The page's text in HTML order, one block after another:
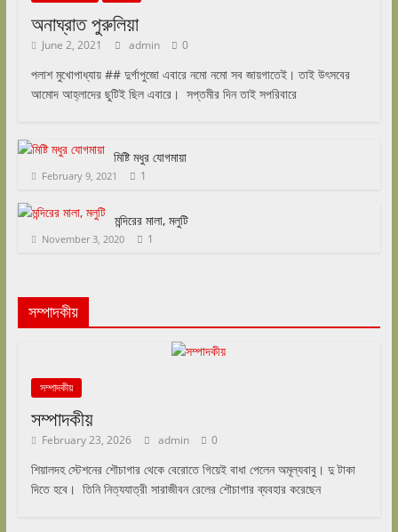
অনাঘ্রাত পুরুলিয়া
June 2, 2021 admin 0
পলাশ মুখোপাধ্যায় ## দুর্গাপুজো এবারে নমো নমো সব জায়গাতেই। তাই উৎসবের
আমোদ আহ্লাদের ছুটিই ছিল এবারে। সপ্তমীর দিন তাই সপরিবারে
মিষ্টি মধুর যোগমায়া
February 9, 2021 1
মন্দিরের মালা, মলুটি
November 3, 2020 1
সম্পাদকীয়
সম্পাদকীয়
সম্পাদকীয়
February 23, 2026 admin 0
শিয়ালদহ স্টেশনের শৌচাগার থেকে বেরোতে গিয়েই বাধা পেলেন অমূল্যবাবু। দু টাকা
দিতে হবে। তিনি নিত্যযাত্রী সারাজীবন রেলের শৌচাগার ব্যবহার করেছেন